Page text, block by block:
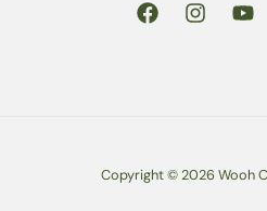
Copyright © 2026 Wooh